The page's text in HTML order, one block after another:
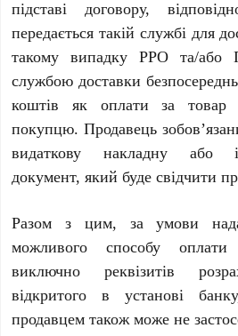
підставі договору,
передається такій службі для
такому випадкуРРО та/або
службою доставки
коштів як оплати за товар
покупцю.Продавець
видаткову накладну або
документ, який буде свідчити
Разом з цим, за умови
можливого способу оплати
виключно реквізитів
відкритого в установі
продавцем також може не